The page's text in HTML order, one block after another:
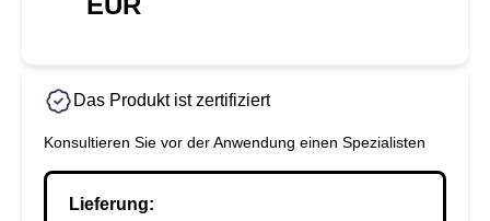
Das Produkt ist zertifiziert
Konsultieren Sie vor der Anwendung einen Spezialisten
Lieferung: